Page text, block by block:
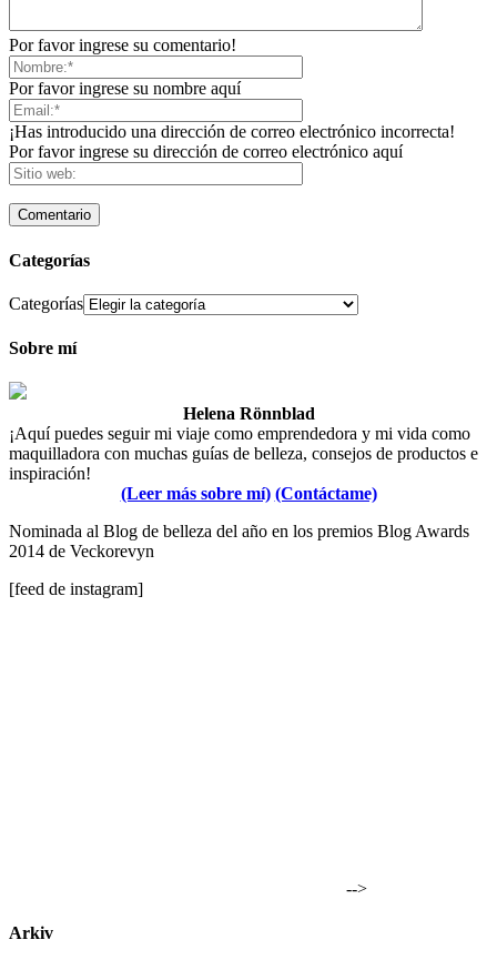
Por favor ingrese su comentario!
Por favor ingrese su nombre aquí
¡Has introducido una dirección de correo electrónico incorrecta!
Por favor ingrese su dirección de correo electrónico aquí
Categorías
Categorías
Sobre mí
Helena Rönnblad
¡Aquí puedes seguir mi viaje como emprendedora y mi vida como
maquilladora con muchas guías de belleza, consejos de productos e
inspiración!
(Leer más sobre mí) (Contáctame)
Nominada al Blog de belleza del año en los premios Blog Awards
2014 de Veckorevyn
[feed de instagram]
-->
Arkiv